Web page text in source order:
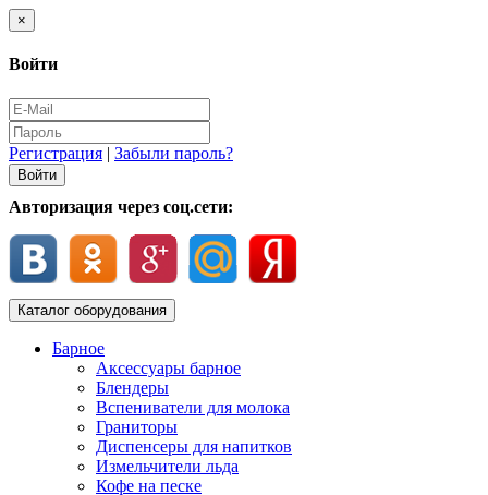
×
Войти
Регистрация | Забыли пароль?
Авторизация через соц.сети:
Каталог оборудования
Барное
Аксессуары барное
Блендеры
Вспениватели для молока
Граниторы
Диспенсеры для напитков
Измельчители льда
Кофе на песке